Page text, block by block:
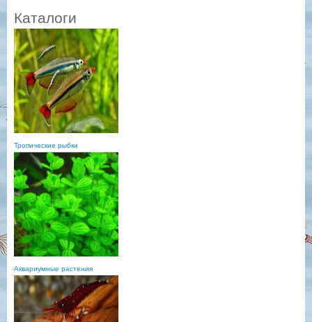
Каталоги
Тропические рыбки
Аквариумные растения